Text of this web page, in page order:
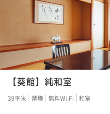
ポ
【関西7府県民限定】ふら
泉旅！当館人気No.1 和洋中
【葵館】純和室
39平米 禁煙 無料Wi-Fi 和室